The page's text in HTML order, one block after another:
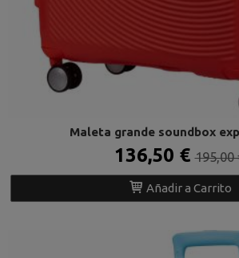
Maleta grande soundbox
136,50 €195,00
Añadir a Carrito